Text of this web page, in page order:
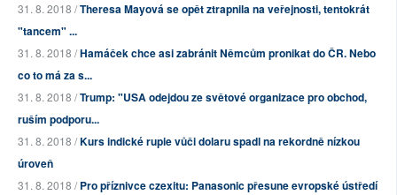
31. 8. 2018 /Theresa Mayová se opět ztrapnila na veřejnosti, tentokrát
"tancem" ...
31. 8. 2018 /Hamáček chce asi zabránit Němcům pronikat do ČR. Nebo
co to má za s...
31. 8. 2018 /Trump: "USA odejdou ze světové organizace pro obchod,
ruším podporu...
31. 8. 2018 /Kurs indické rupie vůči dolaru spadl na rekordně nízkou
úroveň
31. 8. 2018 /Pro příznivce czexitu: Panasonic přesune evropské ústředí